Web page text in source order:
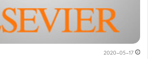
2020-05-17